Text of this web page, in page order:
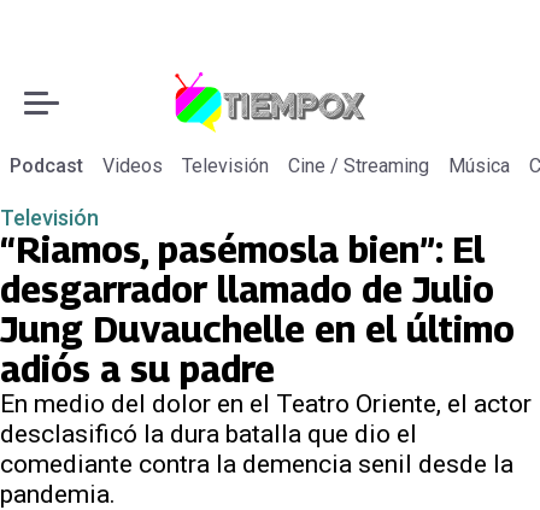
Podcast Videos Televisión Cine / Streaming Música
Televisión
“Riamos, pasémosla bien”: El
desgarrador llamado de Julio
Jung Duvauchelle en el último
adiós a su padre
En medio del dolor en el Teatro Oriente, el actor
desclasificó la dura batalla que dio el
comediante contra la demencia senil desde la
pandemia.